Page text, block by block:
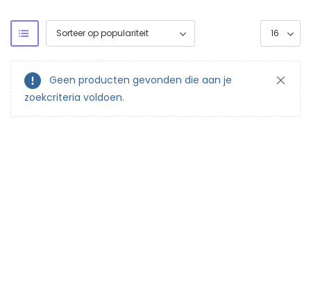
Geen producten gevonden die aan je
zoekcriteria voldoen.